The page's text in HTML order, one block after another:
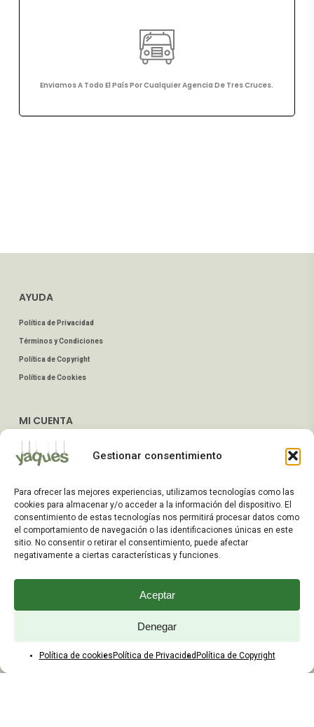
Gestionar consentimiento
Para ofrecer las mejores experiencias, utilizamos tecnologías como las
cookies para almacenar y/o acceder a la información del dispositivo. El
consentimiento de estas tecnologías nos permitirá procesar datos como
el comportamiento de navegación o las identificaciones únicas en este
sitio. No consentir o retirar el consentimiento, puede afectar
negativamente a ciertas características y funciones.
Aceptar
Denegar
Política de cookies Política de Privacidad Política de Copyright
EnviamosA Todo El PaísPorCualquierAgencia De TresCruces.
AYUDA
Política de Privacidad
Términos y Condiciones
Política de Copyright
Política de Cookies
MI CUENTA
Dirección de Envío
Preguntas Frecuentes
ATENCIÓN AL CLIENTE